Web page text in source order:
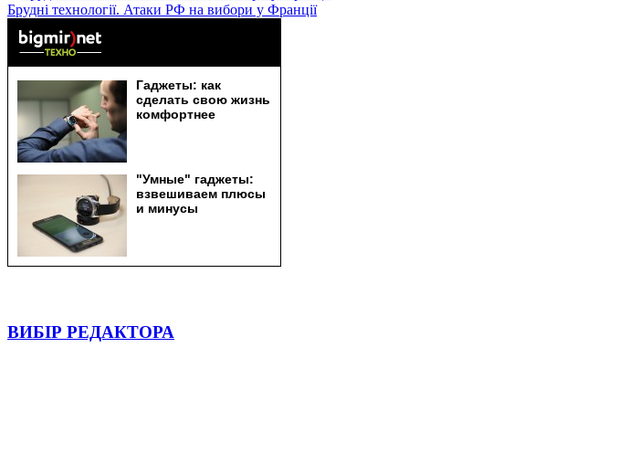
Брудні технології. Атаки РФ на вибори у Франції
ВИБІР РЕДАКТОРА